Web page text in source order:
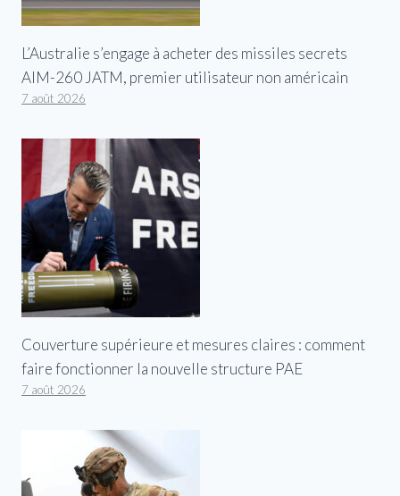
L’Australie s’engage à acheter des missiles secrets
AIM-260 JATM, premier utilisateur non américain
7 août 2026
Couverture supérieure et mesures claires : comment
faire fonctionner la nouvelle structure PAE
7 août 2026